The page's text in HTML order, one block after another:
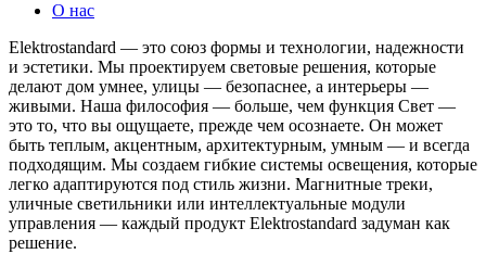
О нас
Elektrostandard — это союз формы и технологии, надежности
и эстетики. Мы проектируем световые решения, которые
делают дом умнее, улицы — безопаснее, а интерьеры —
живыми. Наша философия — больше, чем функция Свет —
это то, что вы ощущаете, прежде чем осознаете. Он может
быть теплым, акцентным, архитектурным, умным — и всегда
подходящим. Мы создаем гибкие системы освещения, которые
легко адаптируются под стиль жизни. Магнитные треки,
уличные светильники или интеллектуальные модули
управления — каждый продукт Elektrostandard задуман как
решение.